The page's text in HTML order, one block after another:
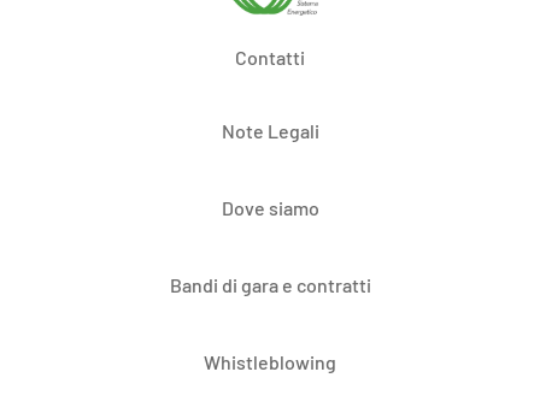
Contatti
Note Legali
Dove siamo
Bandi di gara e contratti
Whistleblowing